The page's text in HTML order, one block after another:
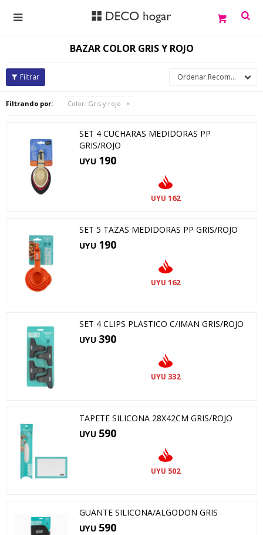

BAZAR COLOR GRIS Y ROJO
Recomendados
Filtrando por: Color: Gris y rojo
SET 4 CUCHARAS MEDIDORAS PP
GRIS/ROJO
UYU 190
UYU 162
SET 5 TAZAS MEDIDORAS PP GRIS/ROJO
UYU 190
UYU 162
SET 4 CLIPS PLASTICO C/IMAN GRIS/ROJO
UYU 390
UYU 332
TAPETE SILICONA 28X42CM GRIS/ROJO
UYU 590
UYU 502
GUANTE SILICONA/ALGODON GRIS
UYU 590